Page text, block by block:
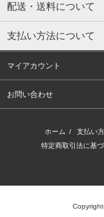
配送・送料について
支払い方法について
マイアカウント
お問い合わせ
ホーム / 支払い
特定商取引法に基